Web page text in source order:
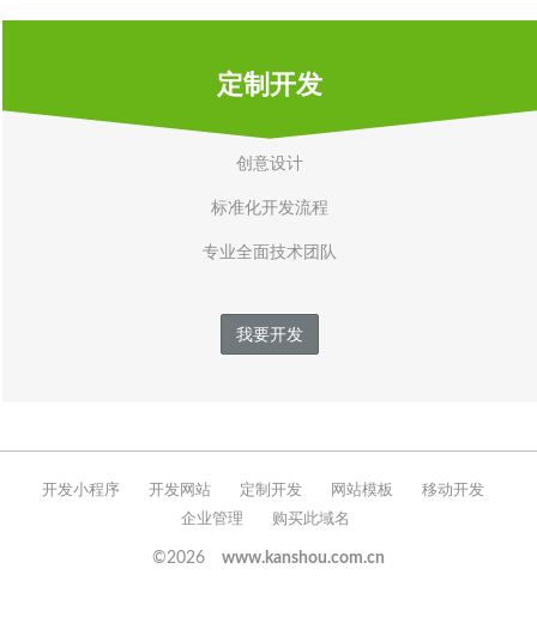
定制开发
创意设计
标准化开发流程
专业全面技术团队
我要开发
开发小程序 开发网站 定制开发 网站模板
移动开发
企业管理
购买此域名
©2026 www.kanshou.com.cn